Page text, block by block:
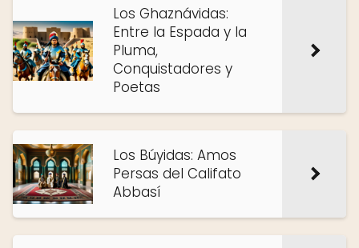
Los Ghaznávidas:
Entre la Espada y la
Pluma,
Conquistadores y
Poetas
Los Búyidas: Amos
Persas del Califato
Abbasí